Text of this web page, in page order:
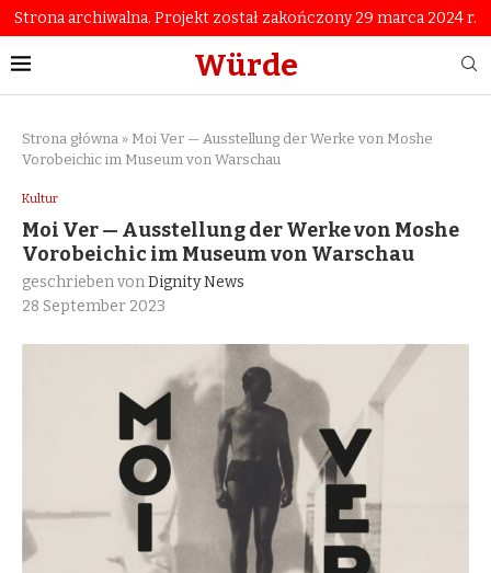
Strona archiwalna. Projekt został zakończony 29 marca 2024 r.
Würde
Strona główna » Moi Ver — Ausstellung der Werke von Moshe
Vorobeichic im Museum von Warschau
Kultur
Moi Ver — Ausstellung der Werke von Moshe
Vorobeichic im Museum von Warschau
geschrieben vonDignity News
28 September 2023